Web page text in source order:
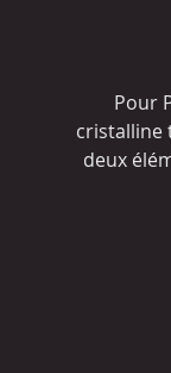
Pour
cristalline
deux